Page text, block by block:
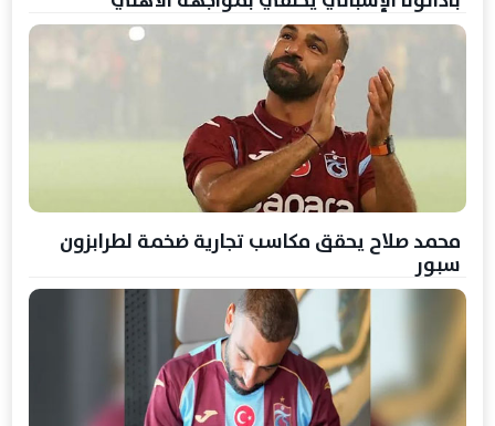
محمد صلاح يحقق مكاسب تجارية ضخمة لطرابزون
سبور